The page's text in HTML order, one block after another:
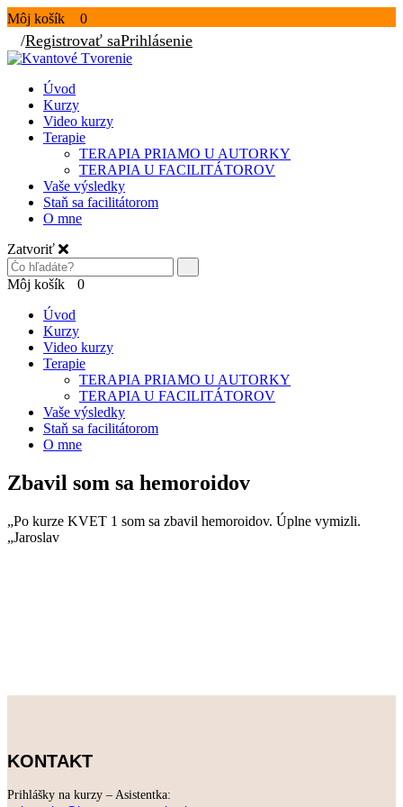
Môj košík 0
/Registrovať saPrihlásenie
Úvod
Kurzy
Video kurzy
Terapie
TERAPIA PRIAMO U AUTORKY
TERAPIA U FACILITÁTOROV
Vaše výsledky
Staň sa facilitátorom
O mne
Zatvoriť
Môj košík
0
Úvod
Kurzy
Video kurzy
Terapie
TERAPIA PRIAMO U AUTORKY
TERAPIA U FACILITÁTOROV
Vaše výsledky
Staň sa facilitátorom
O mne
Zbavil som sa hemoroidov
„Po kurze KVET 1 som sa zbavil hemoroidov. Úplne vymizli.
„Jaroslav
KONTAKT
Prihlášky na kurzy – Asistentka: